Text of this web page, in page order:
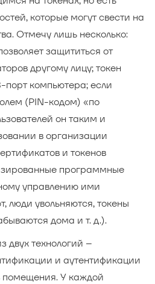
которые могут свести на
Отмечу лишь несколько:
защититься от
другому лицу; токен
порт компьютера; если
(PIN-кодом) «по
он таким и
в организации
и токенов
программные
управлению ими
люди увольняются, токены
дома и т. д.).
двух технологий –
и аутентификации
помещения. У каждой